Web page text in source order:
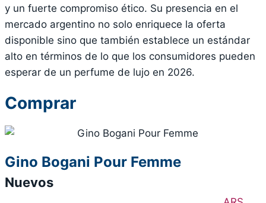
y un fuerte compromiso ético. Su presencia en el
mercado argentino no solo enriquece la oferta
disponible sino que también establece un estándar
alto en términos de lo que los consumidores pueden
esperar de un perfume de lujo en 2026.
Comprar
Gino Bogani Pour Femme
Nuevos